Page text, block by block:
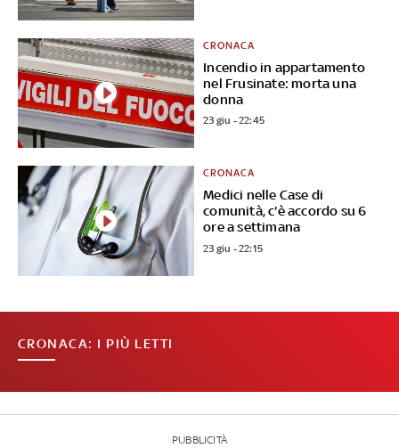
Incendio in appartamento
nel Frusinate: morta una
donna
CRONACA
23 giu - 22:45
Medici nelle Case di
comunità, c'è accordo su 6
ore a settimana
CRONACA
23 giu - 22:15
CRONACA: I PIÙ LETTI
PUBBLICITÀ